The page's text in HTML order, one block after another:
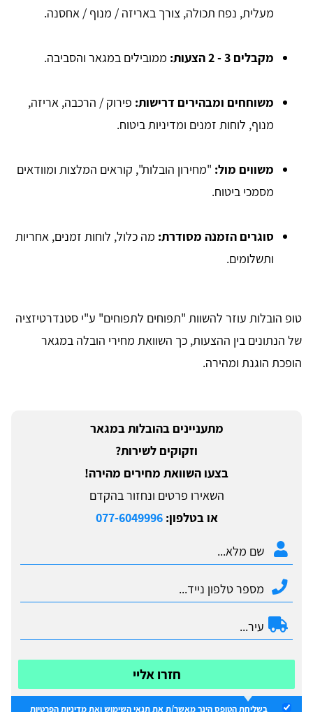
מעלית, נפח תכולה, צורך באריזה / מנוף / אחסנה.
מקבלים 3 - 2 הצעות: ממובילים במגאר והסביבה.
משוחחים ומבהירים דרישות: פירוק / הרכבה, אריזה,
מנוף, לוחות זמנים ומדיניות ביטוח.
משווים מול: "מחירון הובלות", קוראים המלצות ומוודאים
מסמכי ביטוח.
סוגרים הזמנה מסודרת: מה כלול, לוחות זמנים, אחריות
ותשלומים.
טופ הובלות עוזר להשוות "תפוחים לתפוחים" ע"י סטנדרטיזציה
של הנתונים בין ההצעות, כך השוואת מחירי הובלה במגאר
הופכת הוגנת ומהירה.
מתעניינים בהובלות במגאר
וזקוקים לשירות?
בצעו השוואת מחירים מהירה!
השאירו פרטים ונחזור בהקדם
או בטלפון:077-6049996
חזרו אליי
בשליחת הטופס הינך מאשר/ת אתתנאי השימושואתמדיניות הפרטיות